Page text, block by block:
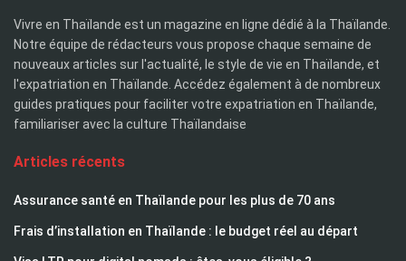
Vivre en Thaïlande est un magazine en ligne dédié à la Thaïlande.
Notre équipe de rédacteurs vous propose chaque semaine de
nouveaux articles sur l'actualité, le style de vie en Thaïlande, et
l'expatriation en Thaïlande. Accédez également à de nombreux
guides pratiques pour faciliter votre expatriation en Thaïlande,
familiariser avec la culture Thaïlandaise
Articles récents
Assurance santé en Thaïlande pour les plus de 70 ans
Frais d’installation en Thaïlande : le budget réel au départ